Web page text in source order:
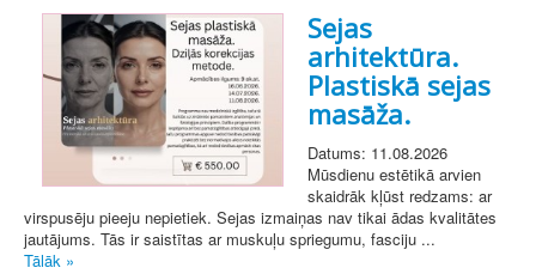
Sejas
arhitektūra.
Plastiskā sejas
masāža.
Datums: 11.08.2026
Mūsdienu estētikā arvien
skaidrāk kļūst redzams: ar
virspusēju pieeju nepietiek. Sejas izmaiņas nav tikai ādas kvalitātes
jautājums. Tās ir saistītas ar muskuļu spriegumu, fasciju ...
Tālāk »